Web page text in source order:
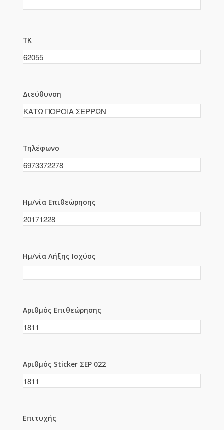
ΤΚ
Διεύθυνση
Τηλέφωνο
Ημ/νία Επιθεώρησης
Ημ/νία Λήξης Ισχύος
Αριθμός Επιθεώρησης
Αριθμός Sticker ΣΕΡ 022
Επιτυχής